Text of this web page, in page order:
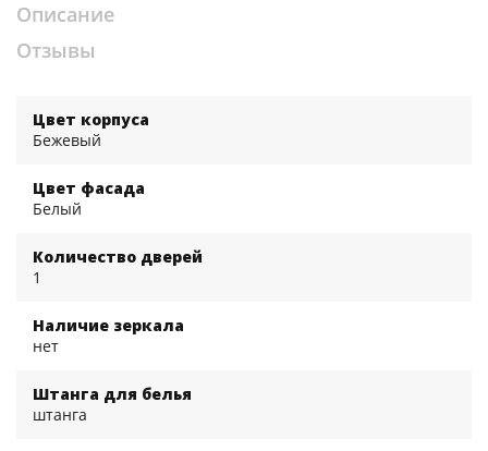
Описание
Отзывы
Цвет корпуса
Бежевый
Цвет фасада
Белый
Количество дверей
1
Наличие зеркала
нет
Штанга для белья
штанга